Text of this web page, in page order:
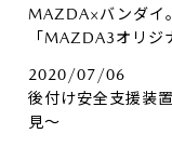
MAZDA×バンダイ
「MAZDA3オリジ
2020/07/06
後付け安全支援装
見～